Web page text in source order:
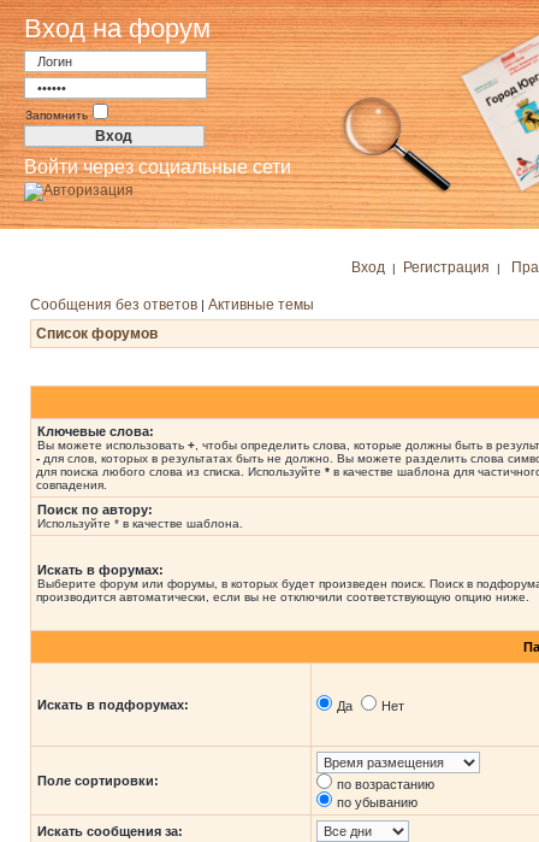
Вход на форум
Запомнить
Войти через социальные сети
Вход | Регистрация |
Сообщения без ответов | Активные темы
Список форумов
Ключевые слова:
Вы можете использовать + , чтобы определить слова, которые должны быть в
- для слов, которых в результатах быть не должно. Вы можете разделить слова
для поиска любого слова из списка. Используйте * в качестве шаблона для
совпадения.
Поиск по автору:
Используйте * в качестве шаблона.
Искать в форумах:
Выберите форум или форумы, в которых будет произведен поиск. Поиск в
производится автоматически, если вы не отключили соответствующую опцию ниже.
Искать в подфорумах: Да Нет
Поле сортировки:
по возрастанию
по убыванию
Искать сообщения за: